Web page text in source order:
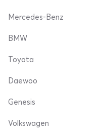
Mercedes-Benz
BMW
Toyota
Daewoo
Genesis
Volkswagen